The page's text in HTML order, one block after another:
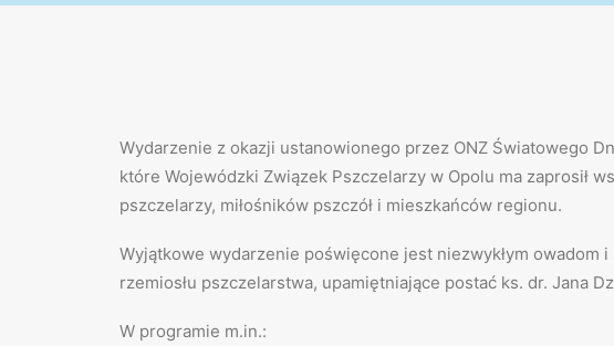
Wydarzenie z okazji ustanowionego przez ONZ Światowego
które Wojewódzki Związek Pszczelarzy w Opolu ma zaprosił
pszczelarzy, miłośników pszczół i mieszkańców regionu.
Wyjątkowe wydarzenie poświęcone jest niezwykłym owadom
rzemiosłu pszczelarstwa, upamiętniające postać ks. dr. Jana
W programie m.in.: